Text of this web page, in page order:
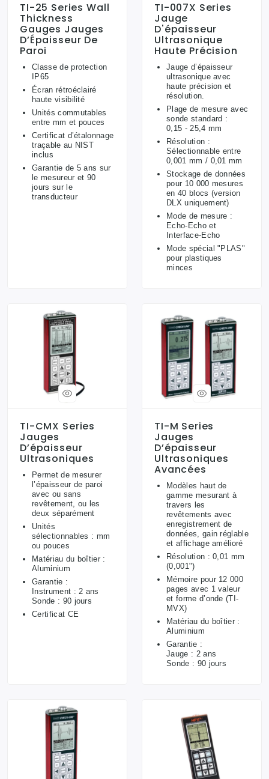
TI-25 Series Wall
Thickness
Gauges Jauges
D’Épaisseur De
Paroi
Classe de protection
IP65
Écran rétroéclairé
haute visibilité
Unités commutables
entre mm et pouces
Certificat d’étalonnage
traçable au NIST
inclus
Garantie de 5 ans sur
le mesureur et 90
jours sur le
transducteur
TI-007X Series
Jauge
D'épaisseur
Ultrasonique
Haute Précision
Jauge d’épaisseur
ultrasonique avec
haute précision et
résolution.
Plage de mesure avec
sonde standard :
0,15 - 25,4 mm
Résolution :
Sélectionnable entre
0,001 mm / 0,01 mm
Stockage de données
pour 10 000 mesures
en 40 blocs (version
DLX uniquement)
Mode de mesure :
Echo-Echo et
Interface-Echo
Mode spécial "PLAS"
pour plastiques
minces
TI-CMX Series
Jauges
D’épaisseur
Ultrasoniques
Permet de mesurer
l’épaisseur de paroi
avec ou sans
revêtement, ou les
deux séparément
Unités
sélectionnables : mm
ou pouces
Matériau du boîtier :
Aluminium
Garantie :
Instrument : 2 ans
Sonde : 90 jours
Certificat CE
TI-M Series
Jauges
D’épaisseur
Ultrasoniques
Avancées
Modèles haut de
gamme mesurant à
travers les
revêtements avec
enregistrement de
données, gain réglable
et affichage amélioré
Résolution : 0,01 mm
(0,001")
Mémoire pour 12 000
pages avec 1 valeur
et forme d’onde (TI-
MVX)
Matériau du boîtier :
Aluminium
Garantie :
Jauge : 2 ans
Sonde : 90 jours